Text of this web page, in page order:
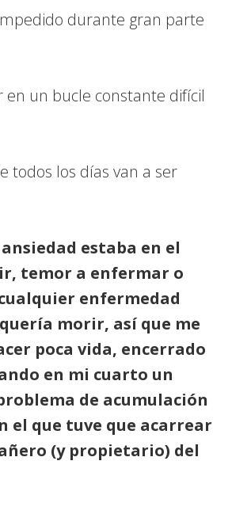
durante gran parte
en un bucle constante difícil
todos los días van a ser
estaba en el
temor a enfermar o
enfermedad
morir, así que me
poca vida, encerrado
en mi cuarto un
de acumulación
el que tuve que acarrear
(y propietario) del